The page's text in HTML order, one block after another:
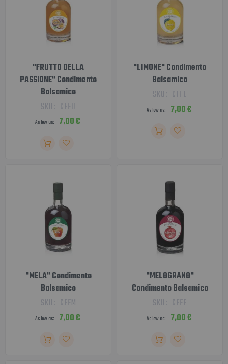
"FRUTTO DELLA
PASSIONE" Condimento
Balsamico
SKU: CFFU
As low as 7,00 €
"LIMONE" Condimento
Balsamico
SKU: CFFL
As low as 7,00 €
"MELA" Condimento
Balsamico
SKU: CFFM
As low as 7,00 €
"MELOGRANO"
Condimento Balsamico
SKU: CFFE
As low as 7,00 €